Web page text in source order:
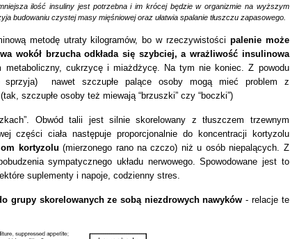
ilość insuliny jest potrzebna i im krócej będzie w organizmie na wyższym
budowaniu czystej masy mięśniowej oraz ułatwia spalanie tłuszczu zapasowego.
metodę utraty kilogramów, bo w rzeczywistości palenie może
wokół brzucha odkłada się szybciej, a wrażliwość insulinowa
metaboliczny, cukrzycę i miażdżycę. Na tym nie koniec. Z powodu
sprzyja) nawet szczupłe palące osoby mogą mieć problem z
szczupłe osoby też miewają “brzuszki” czy “boczki”)
Obwód talii jest silnie skorelowany z tłuszczem trzewnym
części ciała następuje proporcjonalnie do koncentracji kortyzolu
kortyzolu (mierzonego rano na czczo) niż u osób niepalących. Z
sympatycznego układu nerwowego. Spowodowane jest to
suplementy i napoje, codzienny stres.
grupy skorelowanych ze sobą niezdrowych nawyków - relacje te